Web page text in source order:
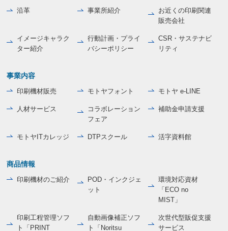
沿革 事業所紹介
お近くの印刷関連
販売会社
イメージキャラク
ター紹介
行動計画・プライ
バシーポリシー
CSR・サステナビ
リティ
事業内容
印刷機材販売 モトヤフォント モトヤ e-LINE
人材サービス
コラボレーション
フェア
補助金申請支援
モトヤITカレッジ DTPスクール 活字資料館
商品情報
印刷機材のご紹介
POD・インクジェ
ット
環境対応資材
「ECO no
MIST」
印刷工程管理ソフ
ト「PRINT
自動画像補正ソフ
ト「Noritsu
次世代型販促支援
サービス